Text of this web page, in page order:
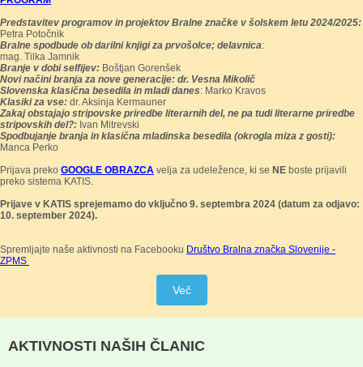
Predstavitev programov in projektov Bralne značke v šolskem letu 2024/2025:
Petra Potočnik
Bralne spodbude ob darilni knjigi za prvošolce; delavnica:
mag. Tilka Jamnik
Branje v dobi selfijev: Boštjan Gorenšek
Novi načini branja za nove generacije: dr. Vesna Mikolič
Slovenska klasična besedila in mladi danes: Marko Kravos
Klasiki za vse: dr. Aksinja Kermauner
Zakaj obstajajo stripovske priredbe literarnih del, ne pa tudi literarne priredbe
stripovskih del?: Ivan Mitrevski
Spodbujanje branja in klasična mladinska besedila (okrogla miza z gosti):
Manca Perko
Prijava preko GOOGLE OBRAZCA velja za udeležence, ki se NE boste prijavili
preko sistema KATIS.
Prijave v KATIS sprejemamo do vključno 9. septembra 2024 (datum za odjavo:
10. september 2024).
Spremljajte naše aktivnosti na Facebooku Društvo Bralna značka Slovenije -
ZPMS
Več
AKTIVNOSTI NAŠIH ČLANIC